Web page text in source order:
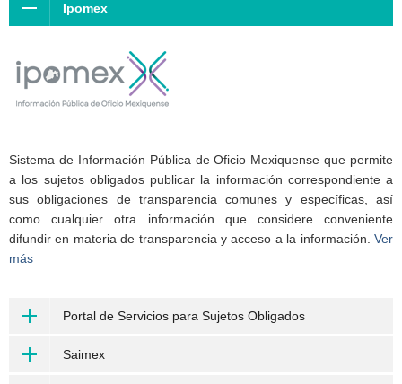
Ipomex
Sistema de Información Pública de Oficio Mexiquense que permite
a los sujetos obligados publicar la información correspondiente a
sus obligaciones de transparencia comunes y específicas, así
como cualquier otra información que considere conveniente
difundir en materia de transparencia y acceso a la información. Ver
más
Portal de Servicios para Sujetos Obligados
Saimex